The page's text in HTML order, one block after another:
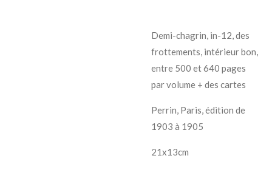
Demi-chagrin, in-12, des
frottements, intérieur bon,
entre 500 et 640 pages
par volume + des cartes
Perrin, Paris, édition de
1903 à 1905
21x13cm